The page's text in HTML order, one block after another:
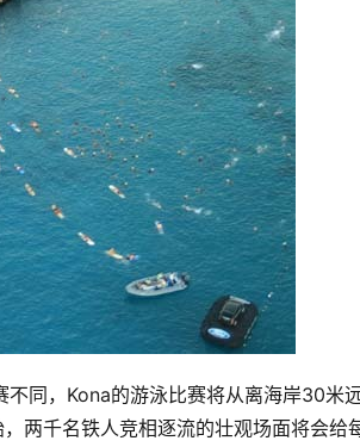
同，Kona的游泳比赛将从离海岸30米
两千名铁人竞相逐流的壮观场面将会给